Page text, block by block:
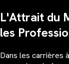
L'Attrait du
les
Dans les carrières